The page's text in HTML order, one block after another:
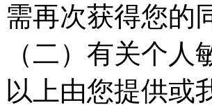
需再次获得您的
（二）有关个
以上由您提供或